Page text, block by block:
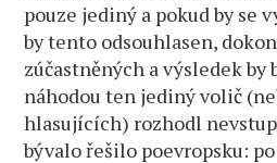
pouze jediný a pokud by se
by tento odsouhlasen,
zúčastněných a výsledek by
náhodou ten jediný volič
hlasujících) rozhodl
bývalo řešilo poevropsku: